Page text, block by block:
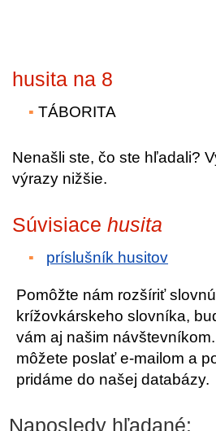
husita na 8
TÁBORITA
Nenašli ste, čo ste hľadali?
výrazy nižšie.
Súvisiace husita
príslušník husitov
Pomôžte nám rozšíriť
krížovkárskeho slovníka,
vám aj našim
môžete poslať e-mailom a
pridáme do našej databázy.
Naposledy hľadané: